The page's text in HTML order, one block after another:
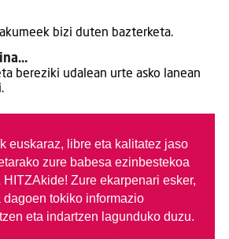
bizi duten bazterketa.
bereziki udalean urte asko lanean
euskaraz, libre eta kalitatez jaso
zure babesa ezinbestekoa
HITZAkide! Zure ekarpenari esker,
tokiko informazio
eta indartzen lagunduko duzu.